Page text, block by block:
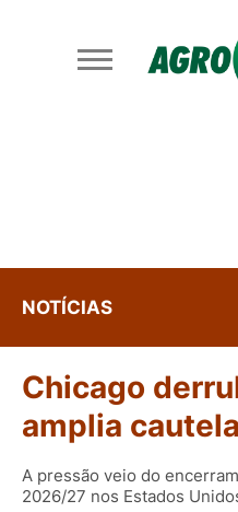
NOTÍCIAS
Chicago
amplia
A pressão veio do
2026/27 nos Estados